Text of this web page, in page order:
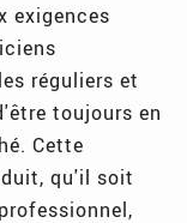
exigences
réguliers et
toujours en
Cette
qu'il soit